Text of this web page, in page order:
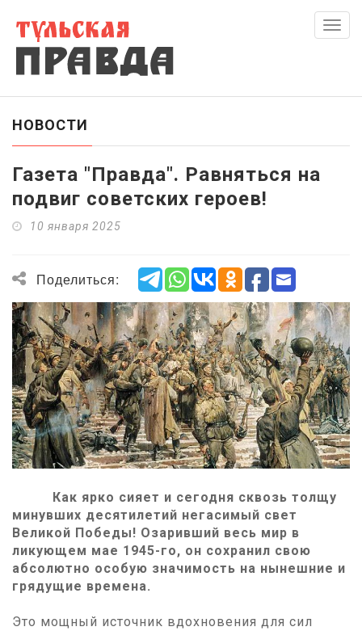
НОВОСТИ
Газета "Правда". Равняться на
подвиг советских героев!
10 января 2025
Поделиться:
Как ярко сияет и сегодня сквозь толщу
минувших десятилетий негасимый свет
Великой Победы! Озаривший весь мир в
ликующем мае 1945-го, он сохранил свою
абсолютно особую значимость на нынешние и
грядущие времена.
Это мощный источник вдохновения для сил